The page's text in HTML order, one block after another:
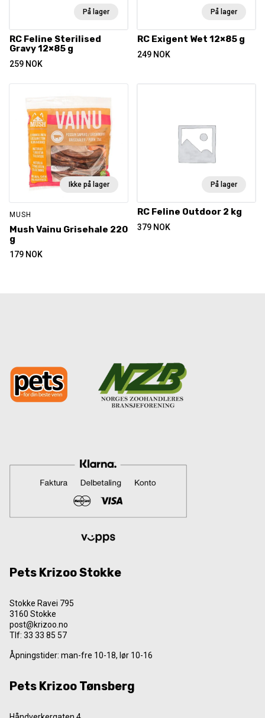
På lager
RC Feline Sterilised
Gravy 12×85 g
259 NOK
På lager
RC Exigent Wet 12×85 g
249 NOK
Ikke på lager
MUSH
Mush Vainu Grisehale 220
g
179 NOK
På lager
RC Feline Outdoor 2 kg
379 NOK
Pets Krizoo Stokke
Stokke Ravei 795
3160 Stokke
post@krizoo.no
Tlf: 33 33 85 57
Åpningstider: man-fre 10-18, lør 10-16
Pets Krizoo Tønsberg